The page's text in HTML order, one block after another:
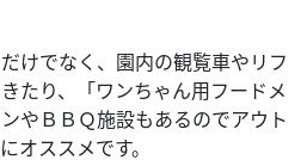
けでなく、園内の観覧車やリフ
たり、「ワンちゃん用フードメ
やＢＢＱ施設もあるのでアウト
オススメです。